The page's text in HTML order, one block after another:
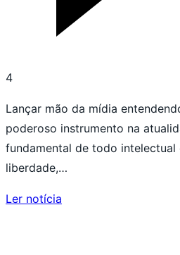
4
Lançar mão da mídia
poderoso instrumento na
fundamental de todo
liberdade,…
Ler notícia